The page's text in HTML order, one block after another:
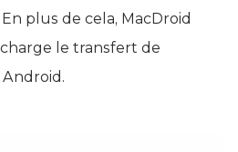
plus de cela, MacDroid
le transfert de